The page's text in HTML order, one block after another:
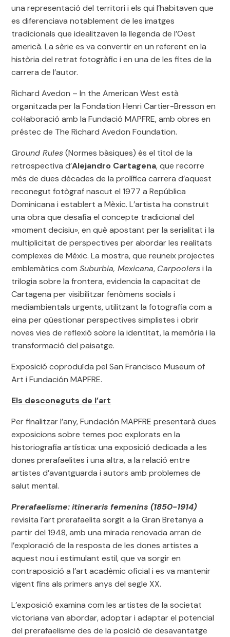
una representació del territori i els qui l’habitaven que
es diferenciava notablement de les imatges
tradicionals que idealitzaven la llegenda de l’Oest
americà. La sèrie es va convertir en un referent en la
història del retrat fotogràfic i en una de les fites de la
carrera de l’autor.
Richard Avedon – In the American West està
organitzada per la Fondation Henri Cartier-Bresson en
col·laboració amb la Fundació MAPFRE, amb obres en
préstec de The Richard Avedon Foundation.
Ground Rules(Normes bàsiques) és el títol de la
retrospectiva d’Alejandro Cartagena, que recorre
més de dues dècades de la prolífica carrera d’aquest
reconegut fotògraf nascut el 1977 a República
Dominicana i establert a Mèxic. L’artista ha construït
una obra que desafia el concepte tradicional del
«moment decisiu», en què apostant per la serialitat i la
multiplicitat de perspectives per abordar les realitats
complexes de Mèxic. La mostra, que reuneix projectes
emblemàtics comSuburbia, Mexicana, Carpoolersi la
trilogia sobre la frontera, evidencia la capacitat de
Cartagena per visibilitzar fenòmens socials i
mediambientals urgents, utilitzant la fotografia com a
eina per qüestionar perspectives simplistes i obrir
noves vies de reflexió sobre la identitat, la memòria i la
transformació del paisatge.
Exposició coproduïda pel San Francisco Museum of
Art i Fundación MAPFRE.
Els desconeguts de l’art
Per finalitzar l’any, Fundación MAPFRE presentarà dues
exposicions sobre temes poc explorats en la
historiografia artística: una exposició dedicada a les
dones prerafaelites i una altra, a la relació entre
artistes d’avantguarda i autors amb problemes de
salut mental.
Prerafaelisme: itineraris femenins (1850-1914)
revisita l’art prerafaelita sorgit a la Gran Bretanya a
partir del 1948, amb una mirada renovada arran de
l’exploració de la resposta de les dones artistes a
aquest nou i estimulant estil, que va sorgir en
contraposició a l’art acadèmic oficial i es va mantenir
vigent fins als primers anys del segle XX.
L’exposició examina com les artistes de la societat
victoriana van abordar, adoptar i adaptar el potencial
del prerafaelisme des de la posició de desavantatge